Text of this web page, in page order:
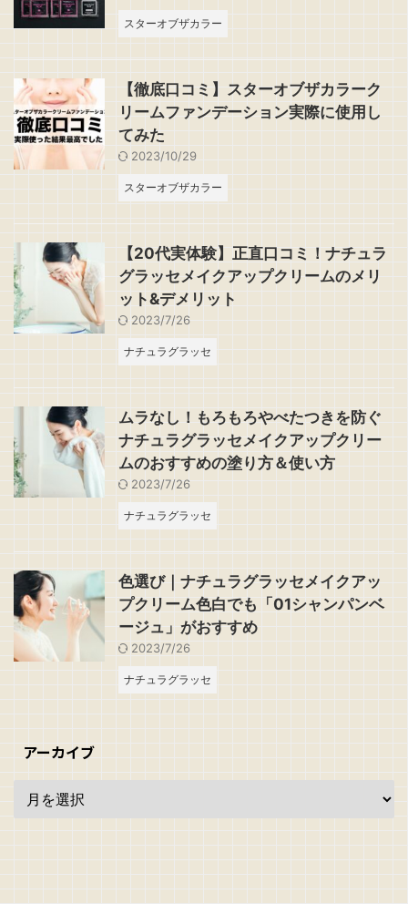
スターオブザカラー
【徹底口コミ】スターオブザカラーク
リームファンデーション実際に使用し
てみた
2023/10/29
スターオブザカラー
【20代実体験】正直口コミ！ナチュラ
グラッセメイクアップクリームのメリ
ット&デメリット
2023/7/26
ナチュラグラッセ
ムラなし！もろもろやべたつきを防ぐ
ナチュラグラッセメイクアップクリー
ムのおすすめの塗り方＆使い方
2023/7/26
ナチュラグラッセ
色選び｜ナチュラグラッセメイクアッ
プクリーム色白でも「01シャンパンベ
ージュ」がおすすめ
2023/7/26
ナチュラグラッセ
アーカイブ